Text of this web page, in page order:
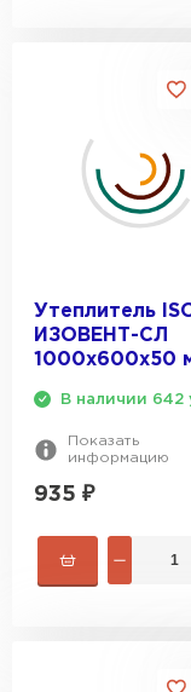
Утеплитель
ИЗОВЕНТ-СЛ
1000х600х50
В наличии 642
Показать
информацию
935 ₽